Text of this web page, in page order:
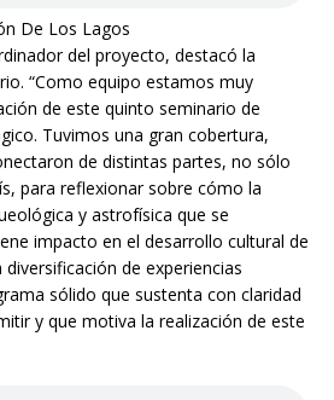
De Los Lagos
del proyecto, destacó la
“Como equipo estamos muy
de este quinto seminario de
Tuvimos una gran cobertura,
de distintas partes, no sólo
para reflexionar sobre cómo la
y astrofísica que se
impacto en el desarrollo cultural de
de experiencias
sólido que sustenta con claridad
y que motiva la realización de este